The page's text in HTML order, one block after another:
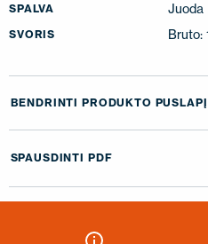
SPALVA Juoda
SVORIS Bruto:
BENDRINTI PRODUKTO PUSLAPĮ
SPAUSDINTI PDF